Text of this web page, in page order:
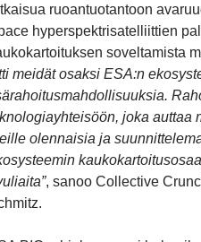
ruoantuotantoon
hyperspektrisatelliittien
soveltamista
meidät osaksi ESA:n
joka auttaa
olennaisia ja
, sanoo Collective
.